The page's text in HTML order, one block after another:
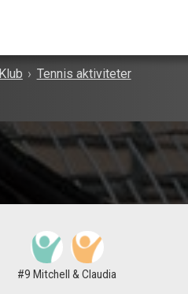
Klub › Tennis aktiviteter
#9 Mitchell & Claudia